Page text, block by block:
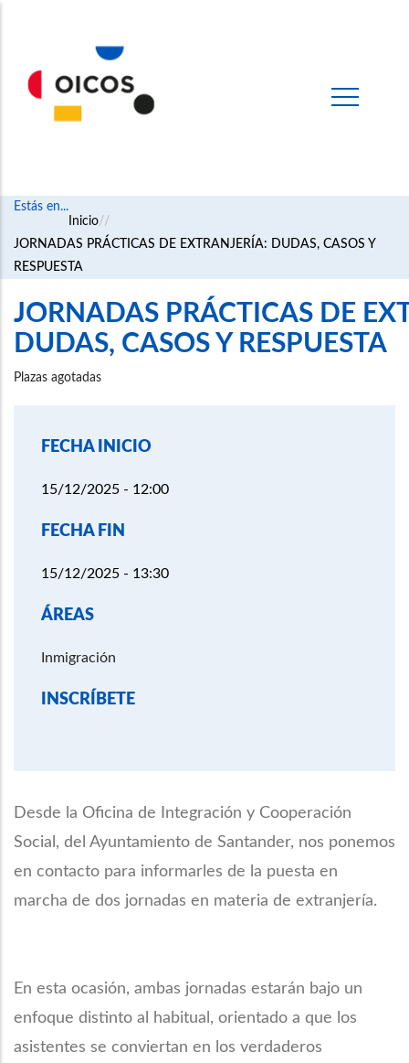
Estás en...
Ruta
de
navegación
Inicio
JORNADAS PRÁCTICAS DE EXTRANJERÍA: DUDAS, CASOS Y
RESPUESTA
JORNADAS PRÁCTICAS DE
DUDAS, CASOS Y RESPUESTA
Plazas agotadas
FECHA INICIO
15/12/2025 - 12:00
FECHA FIN
15/12/2025 - 13:30
ÁREAS
Inmigración
INSCRÍBETE
Desde la Oficina de Integración y Cooperación
Social, del Ayuntamiento de Santander, nos ponemos
en contacto para informarles de la puesta en
marcha de dos jornadas en materia de extranjería.
En esta ocasión, ambas jornadas estarán bajo un
enfoque distinto al habitual, orientado a que los
asistentes se conviertan en los verdaderos